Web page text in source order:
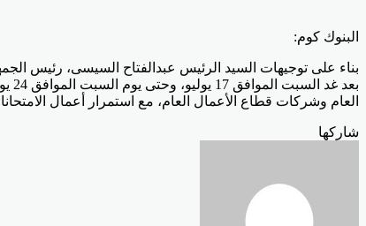
البنوك كوم:
بناء على توجيهات السيد الرئيس عبدالفتاح السيسى، رئيس
العام وشركات قطاع الأعمال العام، مع استمرار أعمال
فيسبوك
‫X
لينكدإن
بينتيريست
Odnoklassniki
‫Pocket
شاركها